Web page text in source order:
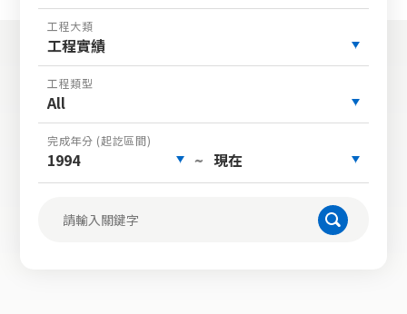
工程大類
工程實績
工程類型
All
完成年分 (起訖區間)
1994 ~ 現在